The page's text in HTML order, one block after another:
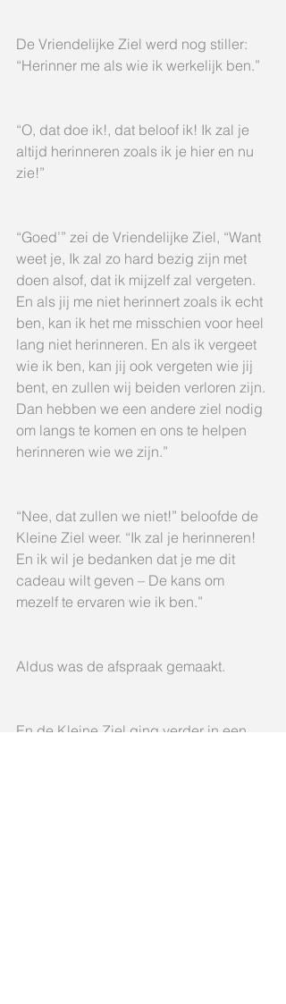
De Vriendelijke Ziel werd nog stiller:
“Herinner me als wie ik werkelijk ben.”
“O, dat doe ik!, dat beloof ik! Ik zal je
altijd herinneren zoals ik je hier en nu
zie!”
“Goed’” zei de Vriendelijke Ziel, “Want
weet je, Ik zal zo hard bezig zijn met
doen alsof, dat ik mijzelf zal vergeten.
En als jij me niet herinnert zoals ik echt
ben, kan ik het me misschien voor heel
lang niet herinneren. En als ik vergeet
wie ik ben, kan jij ook vergeten wie jij
bent, en zullen wij beiden verloren zijn.
Dan hebben we een andere ziel nodig
om langs te komen en ons te helpen
herinneren wie we zijn.”
“Nee, dat zullen we niet!” beloofde de
Kleine Ziel weer. “Ik zal je herinneren!
En ik wil je bedanken dat je me dit
cadeau wilt geven – De kans om
mezelf te ervaren wie ik ben.”
Aldus was de afspraak gemaakt.
En de Kleine Ziel ging verder in een